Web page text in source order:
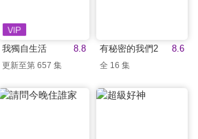
8.8
我獨自生活
更新至第 657 集
8.6
有秘密的我們2
全 16 集